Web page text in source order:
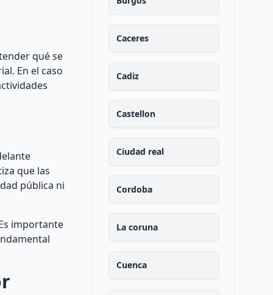
qué se
En el caso
que las
pública ni
importante
Caceres
Cadiz
Castellon
Ciudad real
Cordoba
La coruna
Cuenca